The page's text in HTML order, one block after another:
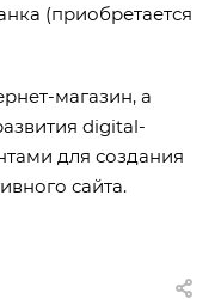
(приобретается
магазин, а
digital-
для создания
сайта.